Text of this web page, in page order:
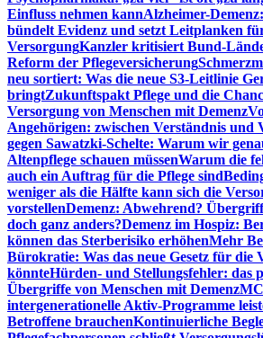
Einfluss nehmen kannAlzheimer-
bündelt Evidenz und setzt Leitplanken
VersorgungKanzler kritisiert Bund-
Reform der Pflegeversicherung
neu sortiert: Was die neue S3-Leitlinie
bringtZukunftspakt Pflege und die
Versorgung von Menschen mit Demenz
Angehörigen: zwischen Verständnis und
gegen Sawatzki-Schelte: Warum wir
Altenpflege schauen müssenWarum die
auch ein Auftrag für die Pflege sind
weniger als die Hälfte kann sich die
vorstellenDemenz: Abwehrend?
doch ganz anders?Demenz im Hospiz:
können das Sterberisiko erhöhenMehr
Bürokratie: Was das neue Gesetz für die
könnteHürden- und Stellungsfehler: das
Übergriffe von Menschen mit Demenz
intergenerationelle Aktiv-Programme
Betroffene brauchenKontinuierliche